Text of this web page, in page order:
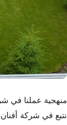
منهجية عملنا في
نتبع في شركة